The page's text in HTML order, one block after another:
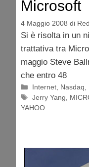
Microsoft
4 Maggio 2008 di
Si è risolta in un
trattativa tra
maggio Steve
che entro 48
Categorie
Internet, Nasdaq,
Tag
Jerry Yang,
YAHOO